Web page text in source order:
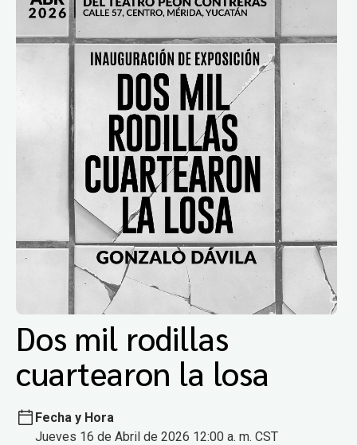
Dos mil rodillas
cuartearon la losa
Fecha y Hora
Jueves 16 de Abril de 2026 12:00 a. m. CST